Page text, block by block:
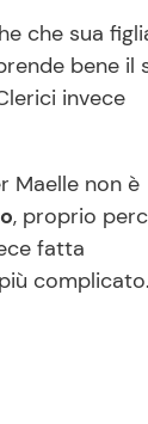
che sua
bene il
invece
Maelle non è
, proprio
fatta
complicato.